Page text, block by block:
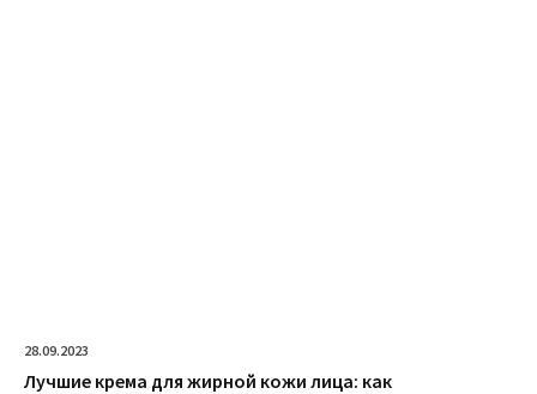
28.09.2023
Лучшие крема для жирной кожи лица: как